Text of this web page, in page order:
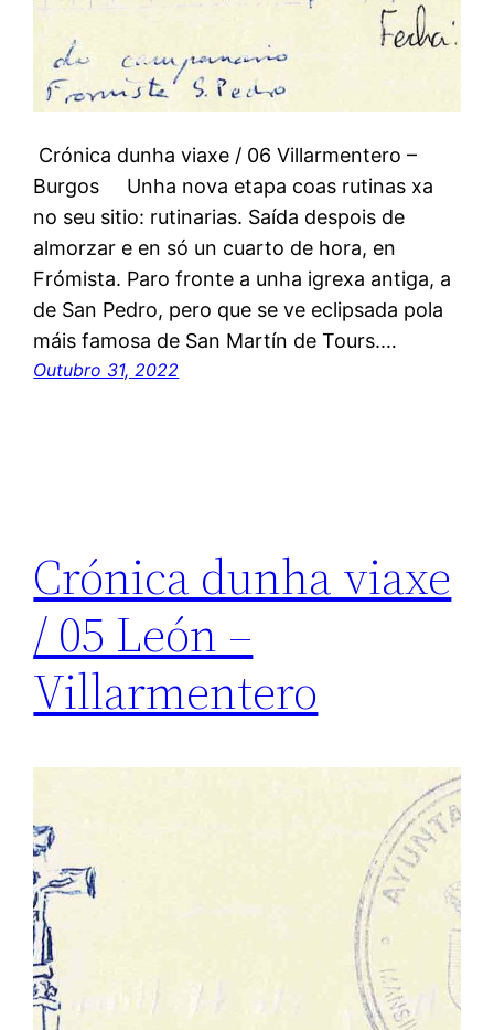
Crónica dunha viaxe / 06 Villarmentero –
Burgos Unha nova etapa coas rutinas xa
no seu sitio: rutinarias. Saída despois de
almorzar e en só un cuarto de hora, en
Frómista. Paro fronte a unha igrexa antiga, a
de San Pedro, pero que se ve eclipsada pola
máis famosa de San Martín de Tours.…
Outubro 31, 2022
Crónica dunha viaxe
/ 05 León –
Villarmentero